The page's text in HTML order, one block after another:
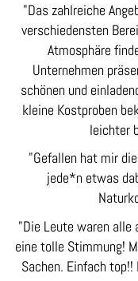
"Das zahlreiche
verschiedensten
Atmosphäre
Unternehmen
schönen und
kleine Kostproben
leichter
"Gefallen hat mir
jede*n etwas
"Die Leute waren alle
eine tolle Stimmung!
Sachen. Einfach